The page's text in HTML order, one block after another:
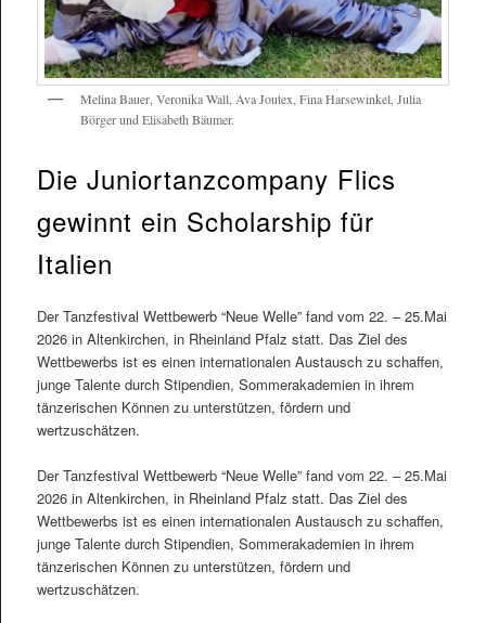
Melina Bauer, Veronika Wall, Ava Joutex, Fina Harsewinkel, Julia
Börger und Elisabeth Bäumer.
Die Juniortanzcompany Flics
gewinnt ein Scholarship für
Italien
Der Tanzfestival Wettbewerb “Neue Welle” fand vom 22. – 25.Mai
2026 in Altenkirchen, in Rheinland Pfalz statt. Das Ziel des
Wettbewerbs ist es einen internationalen Austausch zu schaffen,
junge Talente durch Stipendien, Sommerakademien in ihrem
tänzerischen Können zu unterstützen, fördern und
wertzuschätzen.
Der Tanzfestival Wettbewerb “Neue Welle” fand vom 22. – 25.Mai
2026 in Altenkirchen, in Rheinland Pfalz statt. Das Ziel des
Wettbewerbs ist es einen internationalen Austausch zu schaffen,
junge Talente durch Stipendien, Sommerakademien in ihrem
tänzerischen Können zu unterstützen, fördern und
wertzuschätzen.